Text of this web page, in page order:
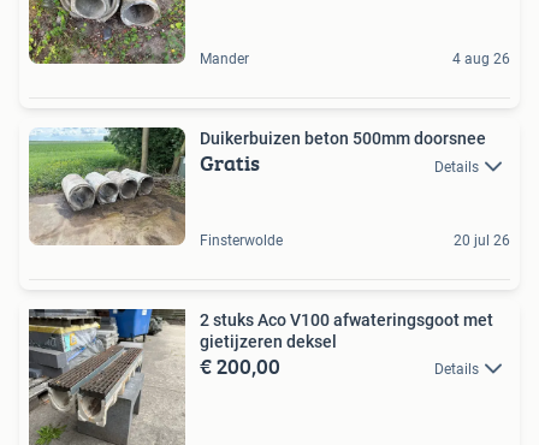
Mander 4 aug 26
Duikerbuizen beton 500mm doorsnee
Gratis Details
Finsterwolde 20 jul 26
2 stuks Aco V100 afwateringsgoot met
gietijzeren deksel
€ 200,00 Details